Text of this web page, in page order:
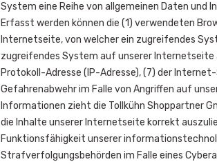
System eine Reihe von allgemeinen Daten und
Erfasst werden können die (1) verwendeten
Internetseite, von welcher ein zugreifendes
zugreifendes System auf unserer
Protokoll-Adresse (IP-Adresse), (7) der
Gefahrenabwehr im Falle von Angriffen auf
Informationen zieht die Tollkühn Shoppartner
die Inhalte unserer Internetseite korrekt
Funktionsfähigkeit unserer
Strafverfolgungsbehörden im Falle eines